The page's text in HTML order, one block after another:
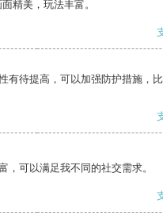
精美，玩法丰富。
有待提高，可以加强防护措施，
，可以满足我不同的社交需求。